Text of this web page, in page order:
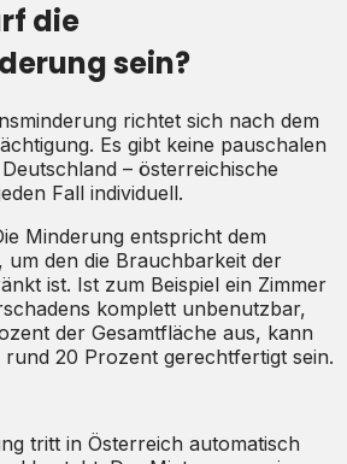
die
sein?
richtet sich nach dem
Es gibt keine pauschalen
– österreichische
Fall individuell.
Minderung entspricht dem
den die Brauchbarkeit der
ist. Ist zum Beispiel ein Zimmer
komplett unbenutzbar,
der Gesamtfläche aus, kann
20 Prozent gerechtfertigt sein.
tritt in Österreich automatisch